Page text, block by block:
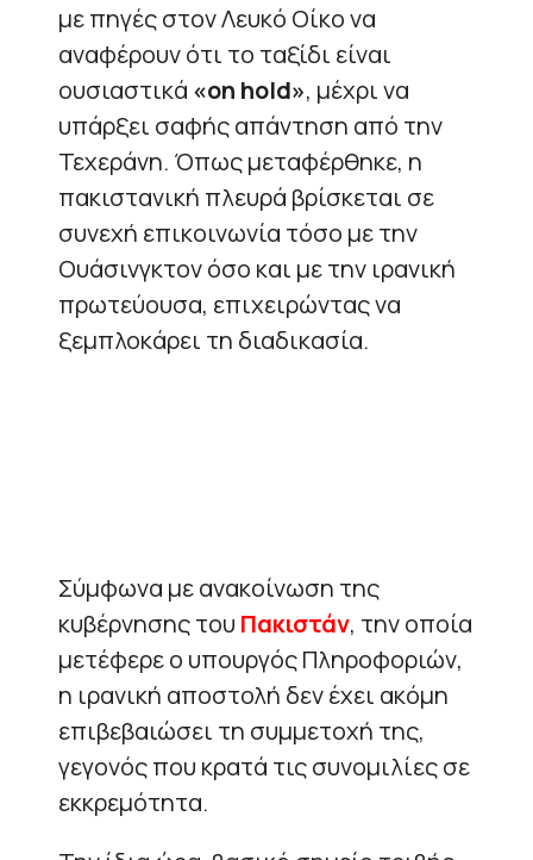
με πηγές στον Λευκό Οίκο να
αναφέρουν ότι το ταξίδι είναι
ουσιαστικά «on hold», μέχρι να
υπάρξει σαφής απάντηση από την
Τεχεράνη. Όπως μεταφέρθηκε, η
πακιστανική πλευρά βρίσκεται σε
συνεχή επικοινωνία τόσο με την
Ουάσινγκτον όσο και με την ιρανική
πρωτεύουσα, επιχειρώντας να
ξεμπλοκάρει τη διαδικασία.
Σύμφωνα με ανακοίνωση της
κυβέρνησης του Πακιστάν, την οποία
μετέφερε ο υπουργός Πληροφοριών,
η ιρανική αποστολή δεν έχει ακόμη
επιβεβαιώσει τη συμμετοχή της,
γεγονός που κρατά τις συνομιλίες σε
εκκρεμότητα.